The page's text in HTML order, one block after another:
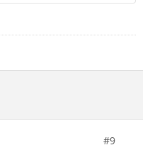
#9